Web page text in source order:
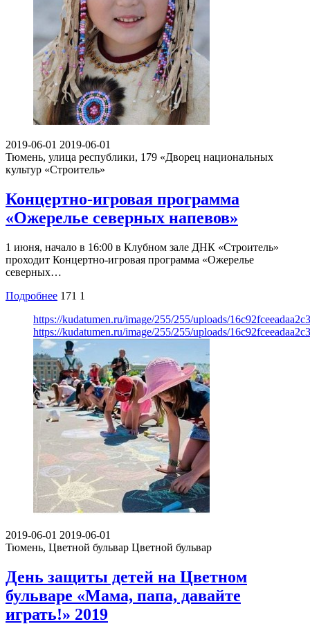
2019-06-01 2019-06-01
Тюмень, улица республики, 179 «Дворец национальных
культур «Строитель»
Концертно-игровая программа
«Ожерелье северных напевов»
1 июня, начало в 16:00 в Клубном зале ДНК «Строитель»
проходит Концертно-игровая программа «Ожерелье
северных…
Подробнее 171 1
https://kudatumen.ru/image/255/255/uploads/
https://kudatumen.ru/image/255/255/uploads/
2019-06-01 2019-06-01
Тюмень, Цветной бульвар Цветной бульвар
День защиты детей на Цветном
бульваре «Мама, папа, давайте
играть!» 2019